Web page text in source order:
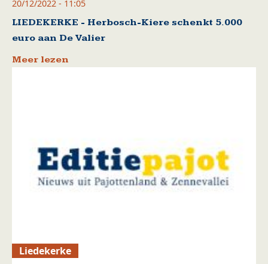
20/12/2022 - 11:05
LIEDEKERKE - Herbosch-Kiere schenkt 5.000
euro aan De Valier
Meer lezen
Liedekerke